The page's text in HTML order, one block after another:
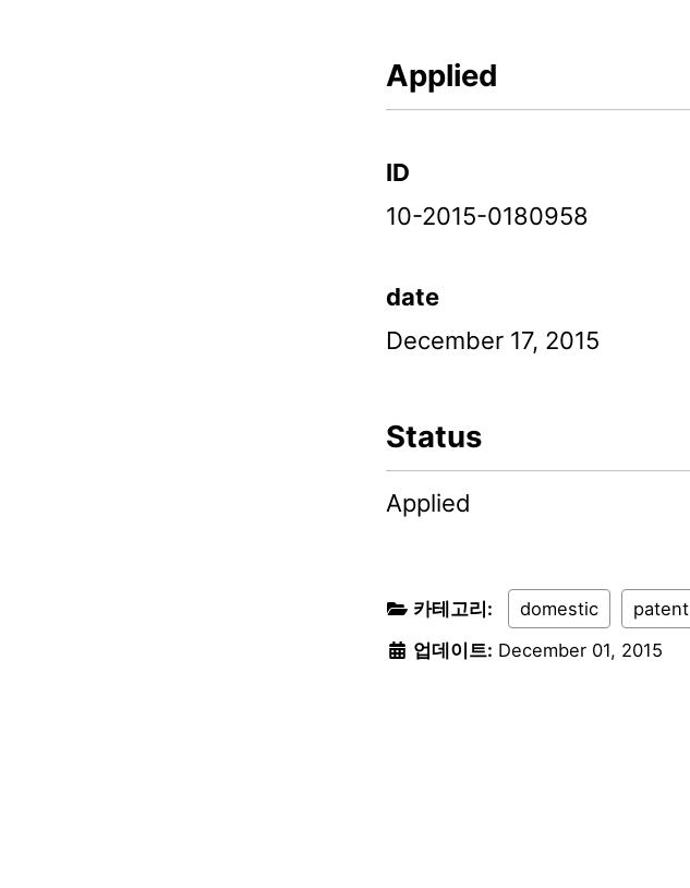
Applied
ID
10-2015-0180958
date
December 17, 2015
Status
Applied
카테고리: domestic
patent
업데이트: December 01, 2015